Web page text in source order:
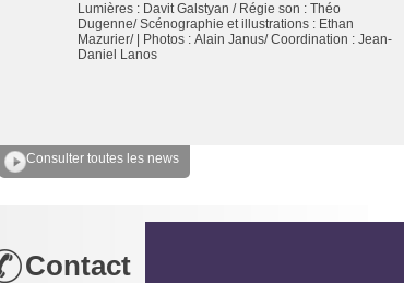
Lumières : Davit Galstyan /Régie son : Théo
Dugenne/Scénographie et illustrations : Ethan
Mazurier/
| Photos : Alain Janus/Coordination : Jean-
Daniel Lanos
Consulter toutes les news
Contact